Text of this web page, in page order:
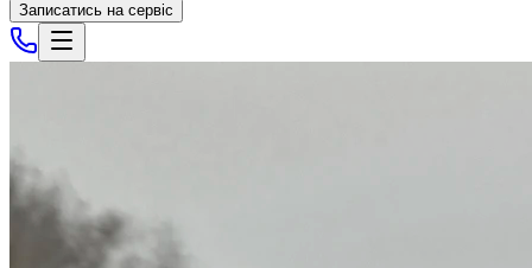
Записатись на сервіс